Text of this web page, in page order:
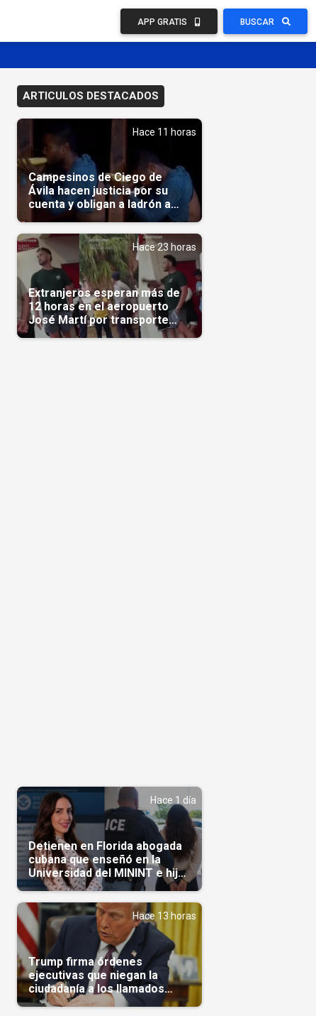
APP GRATIS BUSCAR
ARTICULOS DESTACADOS
Hace 11 horas
Campesinos de Ciego de
Ávila hacen justicia por su
cuenta y obligan a ladrón a
comerse el maíz robado
(Video)
Hace 23 horas
Extranjeros esperan más de
12 horas en el aeropuerto
José Martí por transporte
reservado semanas
Hace 1 día
Detienen en Florida abogada
cubana que enseñó en la
Universidad del MININT e hija
de diplomático cubano
Hace 13 horas
Trump firma órdenes
ejecutivas que niegan la
ciudadanía a los llamados
'turistas de nacimiento'